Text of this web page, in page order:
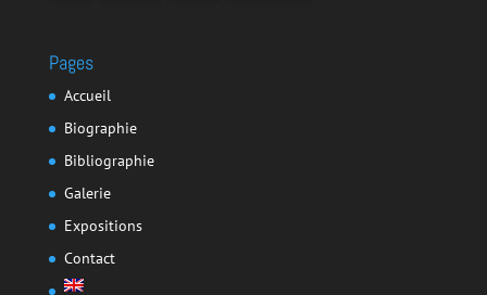
Pages
Accueil
Biographie
Bibliographie
Galerie
Expositions
Contact